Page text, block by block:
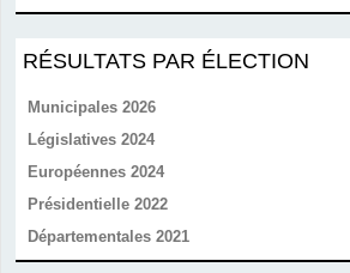
RÉSULTATS PAR ÉLECTION
Municipales 2026
Législatives 2024
Européennes 2024
Présidentielle 2022
Départementales 2021